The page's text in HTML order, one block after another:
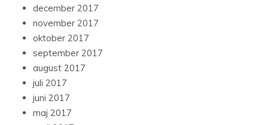
december 2017
november 2017
oktober 2017
september 2017
august 2017
juli 2017
juni 2017
maj 2017